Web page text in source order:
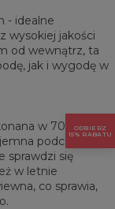
- idealne
wysokiej jakości
od wewnątrz, ta
jak i wygodę w
w 70% z
podczas
sprawdzi się
w letnie
co sprawia,
ODBIERZ
15% RABATU